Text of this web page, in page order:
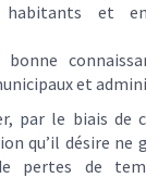
habitants et
et
par le biais de
qu’il désire ne
pertes de